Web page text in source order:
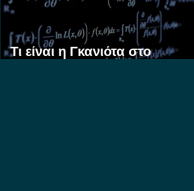
Τι είναι η Γκανιότα στο